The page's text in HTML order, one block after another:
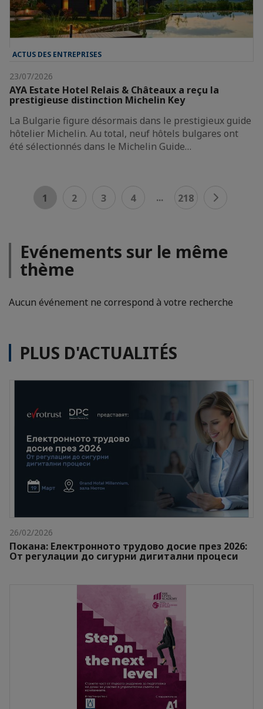
ACTUS DES ENTREPRISES
23/07/2026
AYA Estate Hotel Relais & Châteaux a reçu la
prestigieuse distinction Michelin Key
La Bulgarie figure désormais dans le prestigieux guide
hôtelier Michelin. Au total, neuf hôtels bulgares ont
été sélectionnés dans le Michelin Guide…
1 2 3 4 ... 218
Evénements sur le même
thème
Aucun événement ne correspond à votre recherche
PLUS D'ACTUALITÉS
26/02/2026
Покана: Електронното трудово досие през 2026:
От регулации до сигурни дигитални процеси